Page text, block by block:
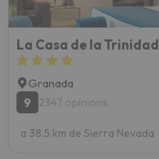
La Casa de la Trinidad
Granada
9
2347 opinions
a 38.5 km de Sierra Nevada